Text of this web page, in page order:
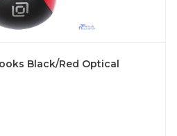
Black/Red Optical